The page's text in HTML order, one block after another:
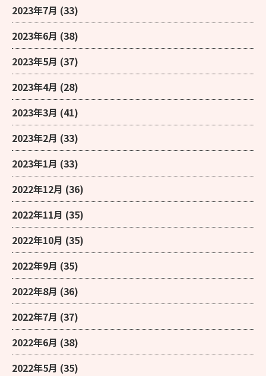
2023年7月 (33)
2023年6月 (38)
2023年5月 (37)
2023年4月 (28)
2023年3月 (41)
2023年2月 (33)
2023年1月 (33)
2022年12月 (36)
2022年11月 (35)
2022年10月 (35)
2022年9月 (35)
2022年8月 (36)
2022年7月 (37)
2022年6月 (38)
2022年5月 (35)